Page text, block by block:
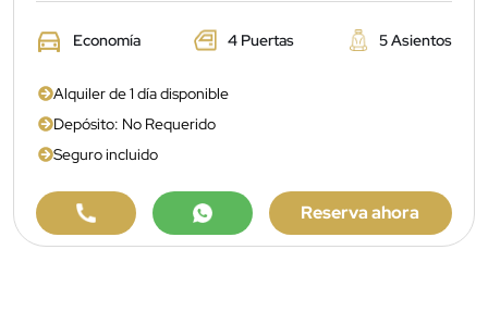
Economía 4 Puertas 5 Asientos
Alquiler de 1 día disponible
Depósito: No Requerido
Seguro incluido
Reserva ahora